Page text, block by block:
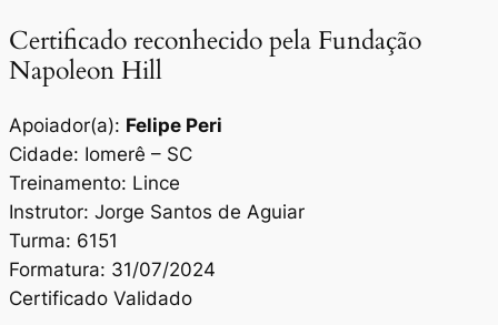
Certificado reconhecido pela Fundação
Napoleon Hill
Apoiador(a): Felipe Peri
Cidade: Iomerê – SC
Treinamento: Lince
Instrutor: Jorge Santos de Aguiar
Turma: 6151
Formatura: 31/07/2024
Certificado Validado